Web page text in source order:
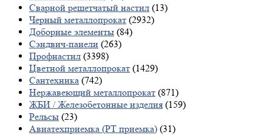
Сварной решетчатый настил (13)
Черный металлопрокат (2932)
Доборные элементы (84)
Сэндвич-панели (263)
Профнастил (3398)
Цветной металлопрокат (1429)
Сантехника (742)
Нержавеющий металлопрокат (871)
ЖБИ / Железобетонные изделия (159)
Рельсы (23)
Авиатехприемка (РТ приемка) (31)